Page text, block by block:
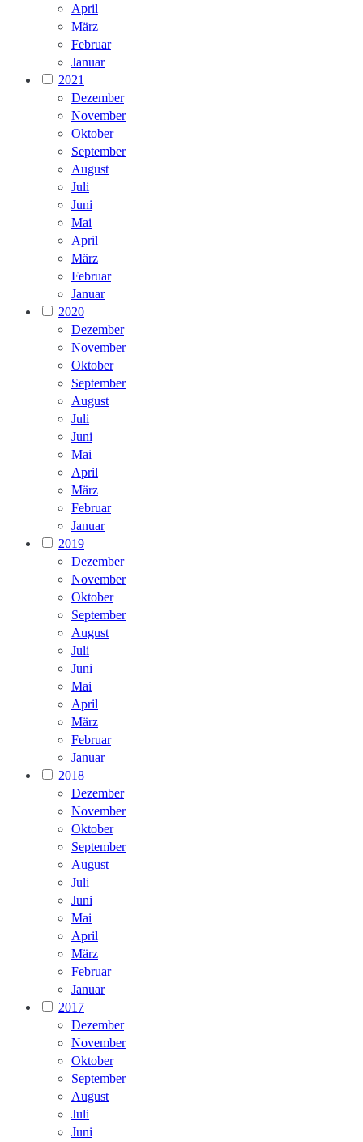
April
März
Februar
Januar
2021
Dezember
November
Oktober
September
August
Juli
Juni
Mai
April
März
Februar
Januar
2020
Dezember
November
Oktober
September
August
Juli
Juni
Mai
April
März
Februar
Januar
2019
Dezember
November
Oktober
September
August
Juli
Juni
Mai
April
März
Februar
Januar
2018
Dezember
November
Oktober
September
August
Juli
Juni
Mai
April
März
Februar
Januar
2017
Dezember
November
Oktober
September
August
Juli
Juni